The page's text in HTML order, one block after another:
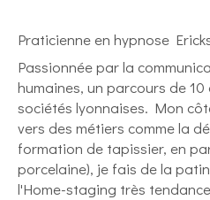
Praticienne en hypnose
Passionnée par la
humaines, un parcours de
sociétés lyonnaises. Mon
vers des métiers comme la
formation de tapissier, en
porcelaine), je fais de la
l'Home-staging très